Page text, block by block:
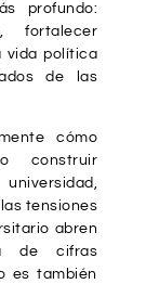
profundo:
fortalecer
vida política
de las
cómo
construir
tensiones
abren
de cifras
es también